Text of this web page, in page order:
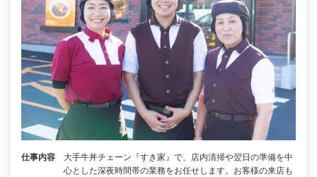
仕事内容
大手牛丼チェーン『すき家』で、店内清掃や翌日の準備を中
心とした深夜時間帯の業務をお任せします。お客様の来店も